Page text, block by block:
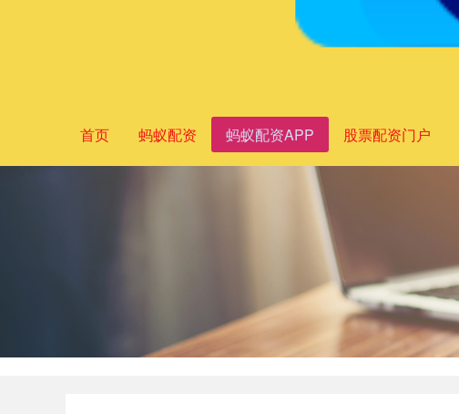
首页 蚂蚁配资 蚂蚁配资APP 股票配资门户